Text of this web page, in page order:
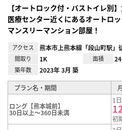
【オートロック付・バストイレ別
医療センター近くにあるオートロ
マンスリーマンション部屋！
アクセス 熊本市上熊本線「段山町駅」
間取り 1K 面積
築年数 2023年 3月 築
プラン名・期間
ロング【熊本城前】
30日以上～360日未満
1
初